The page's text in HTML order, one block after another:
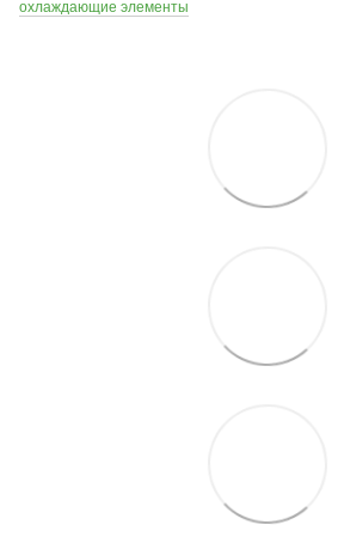
охлаждающие элементы